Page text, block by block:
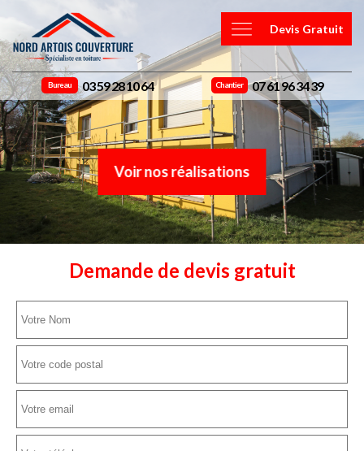
Devis Gratuit
Bureau 03 59 28 10 64 Chantier 07 61 96 34 39
Voir nos réalisations
Demande de devis gratuit